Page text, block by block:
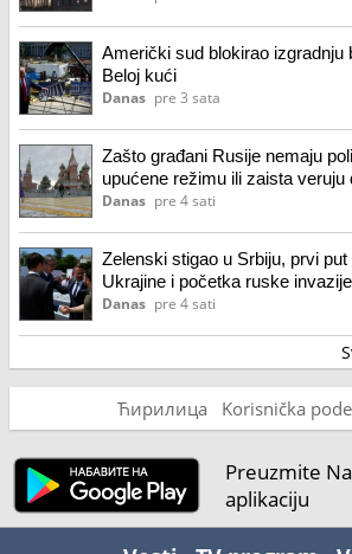
Američki sud blokirao izgradnju
Beloj kući
Danas pre 3 sata
Zašto građani Rusije nemaju
upućene režimu ili zaista veruju
razume šta se događa“?
Danas pre 4 sati
Zelenski stigao u Srbiju, prvi
Ukrajine i početka ruske invazije
Danas pre 4 sati
Ћирилица Korisnička
Preuzmite
aplikaciju